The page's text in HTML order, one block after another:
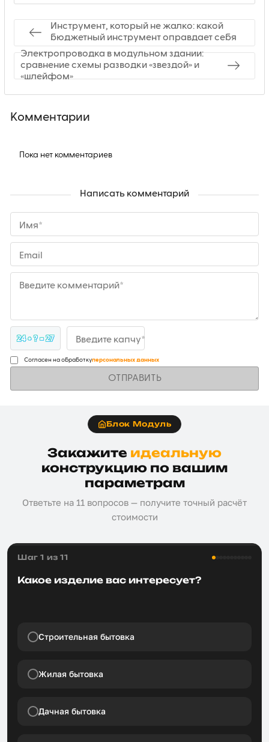
Инструмент, который не жалко: какой
бюджетный инструмент оправдает себя
Электропроводка в модульном здании:
сравнение схемы разводки «звездой» и
«шлейфом»
Комментарии
Пока нет комментариев
Написать комментарий
Имя*
Email
Введите комментарий*
24 + ? = 27 Введите капчу*
Согласен на обработкуперсональных данных
ОТПРАВИТЬ
Блок Модуль
Закажите идеальную
конструкцию по вашим
параметрам
Ответьте на 11 вопросов — получите точный расчёт
стоимости
Шаг 1 из 11
Какое изделие вас интересует?
Строительная бытовка
Жилая бытовка
Дачная бытовка